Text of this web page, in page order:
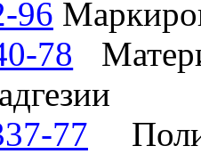
96
78
77